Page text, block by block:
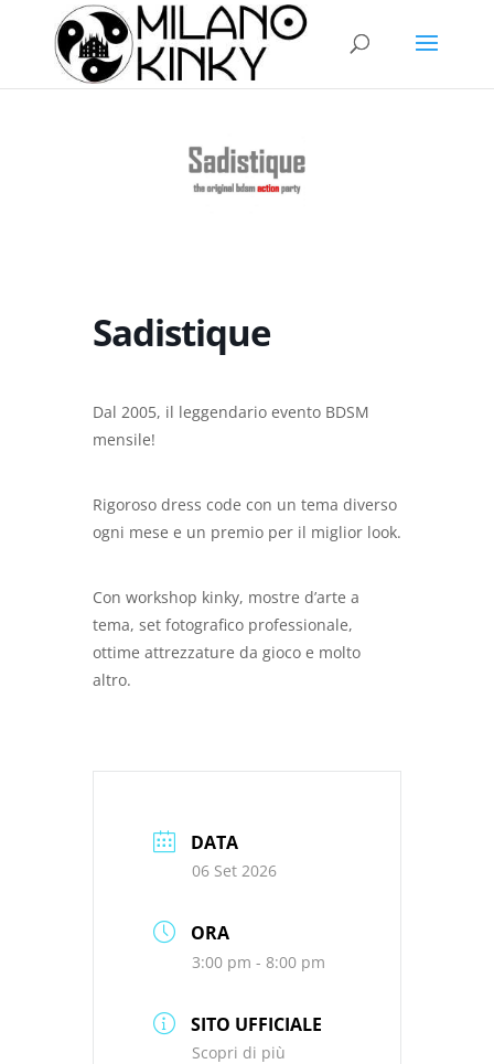
Sadistique
Dal 2005, il leggendario evento BDSM
mensile!
Rigoroso dress code con un tema diverso
ogni mese e un premio per il miglior look.
Con workshop kinky, mostre d’arte a
tema, set fotografico professionale,
ottime attrezzature da gioco e molto
altro.
DATA
06 Set 2026
ORA
3:00 pm - 8:00 pm
SITO UFFICIALE
Scopri di più